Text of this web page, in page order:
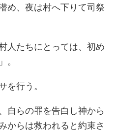
め、夜は村へ下りて司祭
人たちにとっては、初め
。
を行う。
自らの罪を告白し神から
からは救われると約束さ